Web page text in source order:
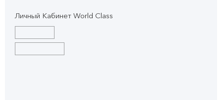
Личный Кабинет World Class